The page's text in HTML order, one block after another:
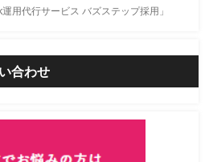
用代行サービス バズステップ採用」
合わせ